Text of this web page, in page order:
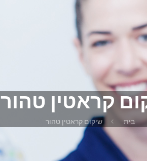
קראטין טהור
בית שיקום קראטין טהור